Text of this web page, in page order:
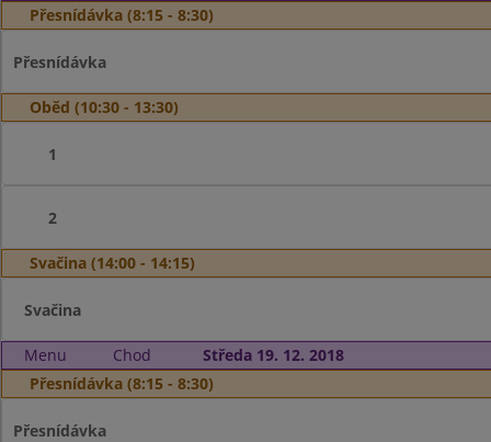
Přesnídávka (8:15 - 8:30)
Přesnídávka
Oběd (10:30 - 13:30)
1
2
Svačina (14:00 - 14:15)
Svačina
Menu Chod
Středa 19. 12. 2018
Přesnídávka (8:15 - 8:30)
Přesnídávka